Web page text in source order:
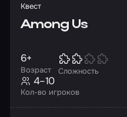
Квест
Among Us
Возраст
6+
Сложность
Кол-во игроков
4–10